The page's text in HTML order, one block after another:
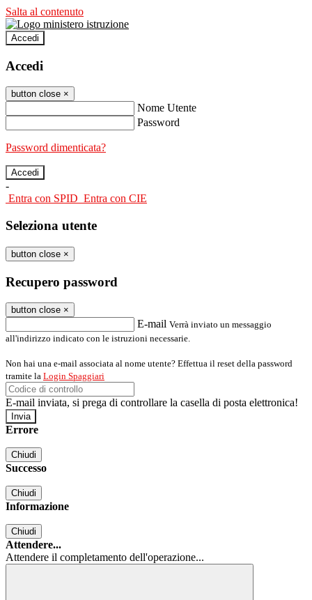
Salta al contenuto
Accedi
Accedi
button close ×
Nome Utente
Password
Password dimenticata?
-
Entra con SPID Entra con CIE
Seleziona utente
button close ×
Recupero password
button close ×
E-mail Verrà inviato un messaggio
all'indirizzo indicato con le istruzioni necessarie.
Non hai una e-mail associata al nome utente? Effettua il reset della password
tramite la Login Spaggiari
E-mail inviata, si prega di controllare la casella di posta elettronica!
Errore
Chiudi
Successo
Chiudi
Informazione
Chiudi
Attendere...
Attendere il completamento dell'operazione...